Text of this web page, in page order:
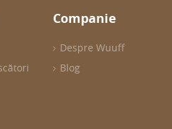
Companie
Despre Wuuff
Blog